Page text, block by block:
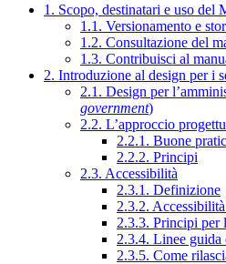
1. Scopo, destinatari e uso del
1.1. Versionamento e
1.2. Consultazione del
1.3. Contribuisci al
2. Introduzione al design per i
2.1. Design per
government)
2.2. L’approccio
2.2.1. Buone
2.2.2. Principi
2.3. Accessibilità
2.3.1. Definizione
2.3.2.
2.3.3. Principi per
2.3.4. Linee guida
2.3.5. Come